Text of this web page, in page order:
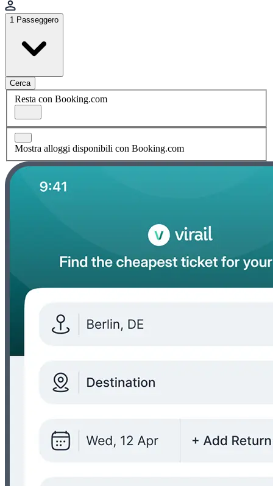
1 Passeggero
Cerca
Resta con Booking.com
Mostra alloggi disponibili con Booking.com